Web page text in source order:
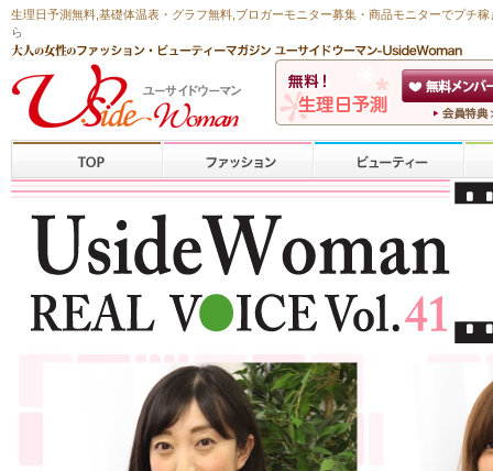
生理日予測無料 基礎体温表・グラフ無料 ,ブロガーモニター募集・商品モニターでプチ稼
ら